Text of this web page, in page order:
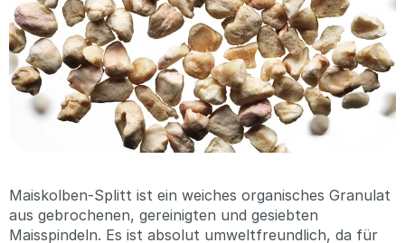
Maiskolben-Splitt ist ein weiches organisches Granulat
aus gebrochenen, gereinigten und gesiebten
Maisspindeln. Es ist absolut umweltfreundlich, da für